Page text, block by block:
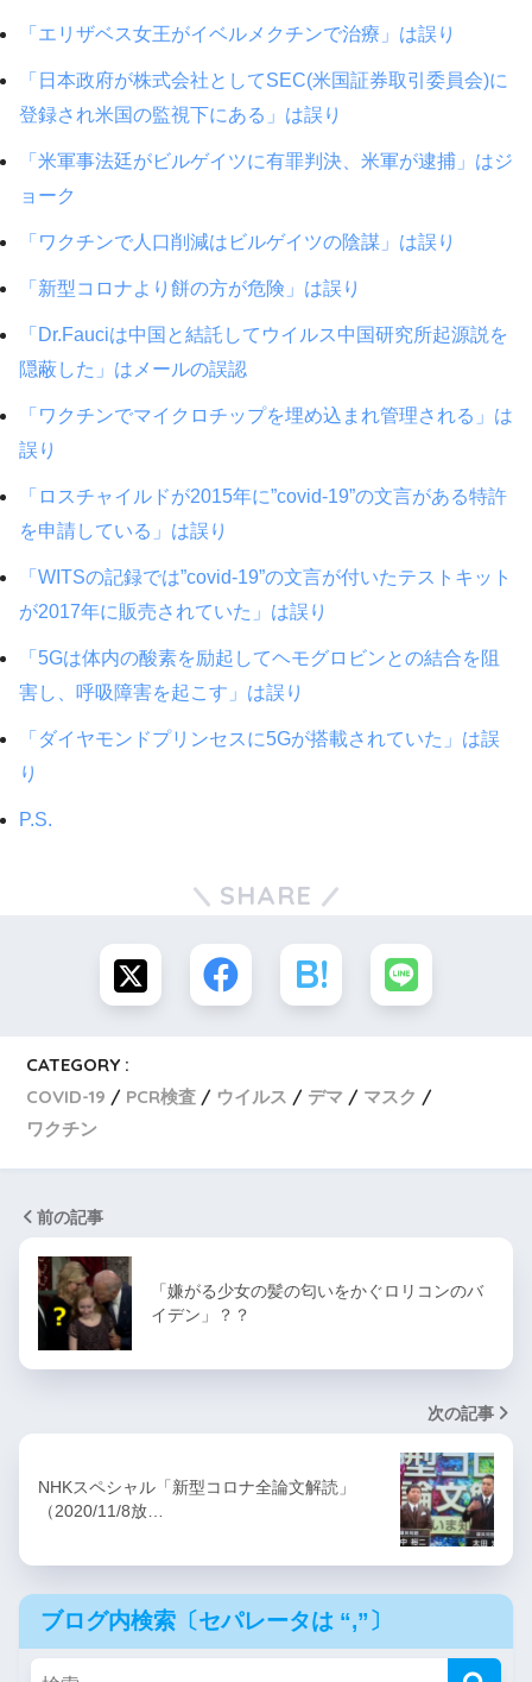
「エリザベス女王がイベルメクチンで治療」は誤り
「日本政府が株式会社としてSEC(米国証券取引委員会)に
登録され米国の監視下にある」は誤り
「米軍事法廷がビルゲイツに有罪判決、米軍が逮捕」はジ
ョーク
「ワクチンで人口削減はビルゲイツの陰謀」は誤り
「新型コロナより餅の方が危険」は誤り
「Dr.Fauciは中国と結託してウイルス中国研究所起源説を
隠蔽した」はメールの誤認
「ワクチンでマイクロチップを埋め込まれ管理される」は
誤り
「ロスチャイルドが2015年に”covid-19”の文言がある特許
を申請している」は誤り
「WITSの記録では”covid-19”の文言が付いたテストキット
が2017年に販売されていた」は誤り
「5Gは体内の酸素を励起してヘモグロビンとの結合を阻
害し、呼吸障害を起こす」は誤り
「ダイヤモンドプリンセスに5Gが搭載されていた」は誤
り
P.S.
SHARE
CATEGORY :
COVID-19
PCR検査 ウイルス デマ
マスク
ワクチン
前の記事
「嫌がる少女の髪の匂いをかぐロリコンのバ
イデン」？？
次の記事
NHKスペシャル「新型コロナ全論文解読」
（2020/11/8放…
ブログ内検索〔セパレータは “,”〕